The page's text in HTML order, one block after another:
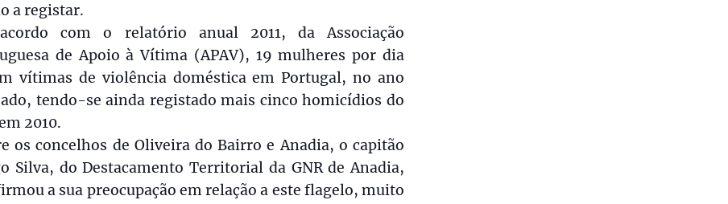
a registar.
com o relatório anual 2011, da Associação
de Apoio à Vítima (APAV), 19 mulheres por dia
vítimas de violência doméstica em Portugal, no ano
tendo-se ainda registado mais cinco homicídios do
2010.
os concelhos de Oliveira do Bairro e Anadia, o capitão
Silva, do Destacamento Territorial da GNR de Anadia,
a sua preocupação em relação a este flagelo, muito